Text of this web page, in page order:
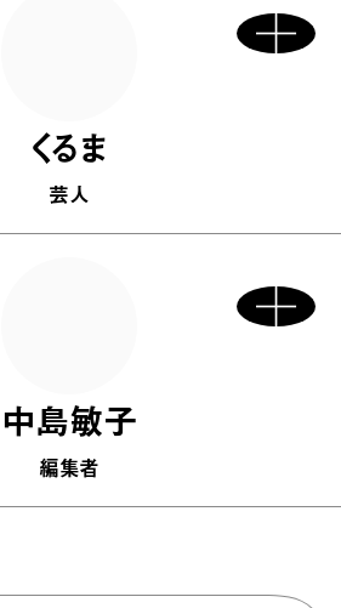
くるま
芸人
中島敏子
編集者